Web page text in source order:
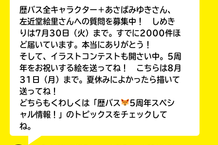
Loading...
歴バス全キャラクター＋あさばみゆきさん、
左近堂絵里さんへの質問を募集中！ しめき
りは7月30日（火）まで。すでに2000件ほ
ど届いています。本当にありがとう！
そして、イラストコンテストも開さい中。5周
年をお祝いする絵を送ってね！ こちらは8月
31日（月）まで。夏休みによかったら描いて
送ってね！
どちらもくわしくは「歴バス
5周年スペシ
ャル情報！」のトピックスをチェックして
ね。